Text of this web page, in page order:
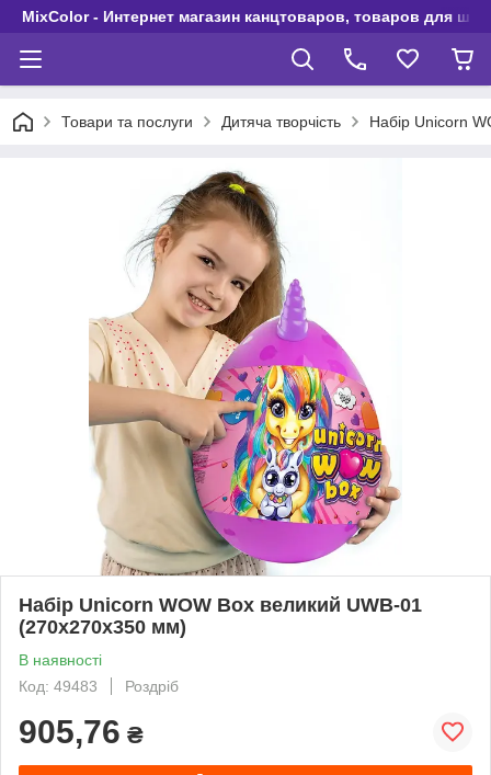
MixColor - Интернет магазин канцтоваров, товаров для
Товари та послуги Дитяча творчість Набір Unicorn
Набір Unicorn WOW Box великий UWB-01
(270х270х350 мм)
В наявності
Код: 49483
Роздріб
905,76 ₴